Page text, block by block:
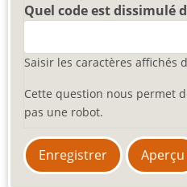
Quel code est dissimulé
Saisir les caractères affichés
Cette question nous permet
pas une robot.